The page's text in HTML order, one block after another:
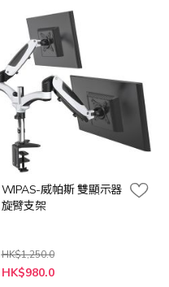
WIPAS-威帕斯 雙顯示器
旋臂支架
HK$1,250.0
特
殊
HK$980.0